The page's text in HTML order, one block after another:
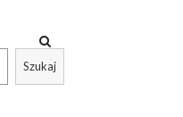
prezentować się
Szukaj